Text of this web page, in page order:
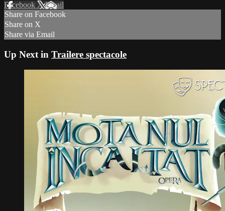
Facebook XEmail
Share on Facebook
Share on X
Share via Email
Up Next in Trailere spectacole